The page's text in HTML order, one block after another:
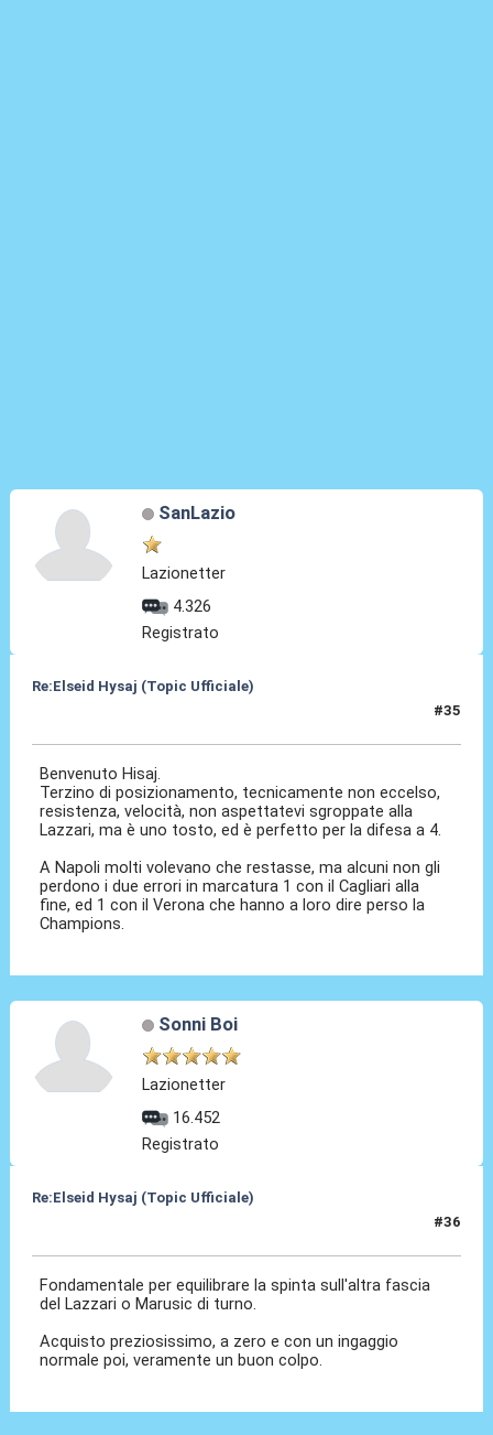
SanLazio
Lazionetter
4.326
Registrato
Re:Elseid Hysaj (Topic Ufficiale)
#35
Benvenuto Hisaj.
Terzino di posizionamento, tecnicamente non eccelso,
resistenza, velocità, non aspettatevi sgroppate alla
Lazzari, ma è uno tosto, ed è perfetto per la difesa a 4.
A Napoli molti volevano che restasse, ma alcuni non gli
perdono i due errori in marcatura 1 con il Cagliari alla
fine, ed 1 con il Verona che hanno a loro dire perso la
Champions.
Sonni Boi
Lazionetter
16.452
Registrato
Re:Elseid Hysaj (Topic Ufficiale)
#36
Fondamentale per equilibrare la spinta sull'altra fascia
del Lazzari o Marusic di turno.
Acquisto preziosissimo, a zero e con un ingaggio
normale poi, veramente un buon colpo.